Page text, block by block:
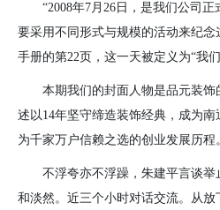
“2008年7月 26 日，是我们公司
要采用不同形式与规模的活动来纪念
手册的第22页，这一天被定义为“我们
本期我们的封面人物是品元装
述以14年坚守缔造装饰经典，成为
为千家万户信赖之选的创业发展历程
不浮夸亦不浮躁，朱建平言谈
和淡然。近三个小时对话交流。从